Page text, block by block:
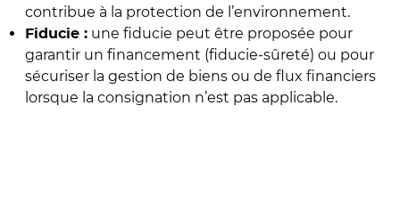
contribue à la protection de l’environnement.
Fiducie : une fiducie peut être proposée pour
garantir un financement (fiducie-sûreté) ou pour
sécuriser la gestion de biens ou de flux financiers
lorsque la consignation n’est pas applicable.